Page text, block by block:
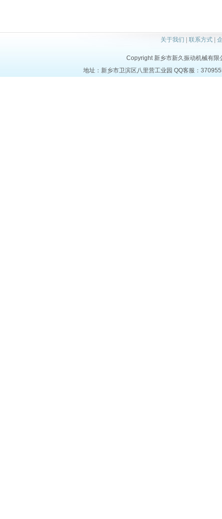
关于我们 | 联系方式|
Copyright 新乡市新久振动机械有
地址：新乡市卫滨区八里营工业园 QQ客服：